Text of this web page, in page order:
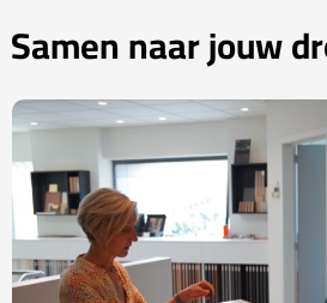
Samen naar jouw